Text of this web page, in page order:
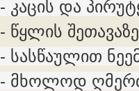
- კაცის და
- წყლის
- სასწაულით
- მხოლოდ